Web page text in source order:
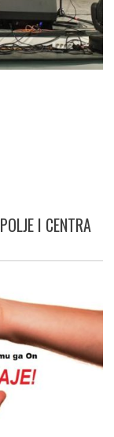
I CENTRA